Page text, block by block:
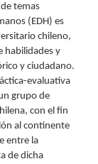
temas
(EDH) es
chileno,
habilidades y
y ciudadano.
evaluativa
grupo de
con el fin
al continente
entre la
de dicha